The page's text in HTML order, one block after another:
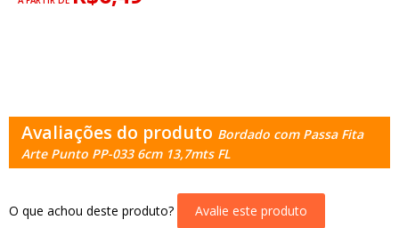
Avaliações do produto Bordado com Passa Fita
Arte Punto PP-033 6cm 13,7mts FL
O que achou deste produto? Avalie este produto